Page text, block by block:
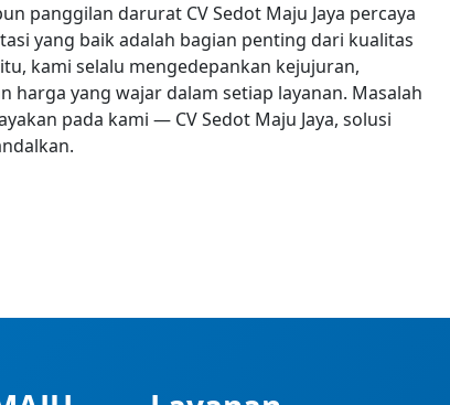
panggilan darurat CV Sedot Maju Jaya percaya
yang baik adalah bagian penting dari kualitas
kami selalu mengedepankan kejujuran,
harga yang wajar dalam setiap layanan. Masalah
pada kami — CV Sedot Maju Jaya, solusi